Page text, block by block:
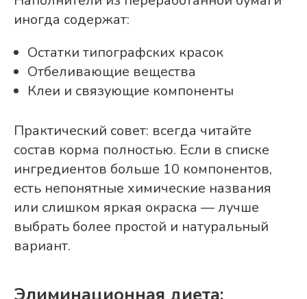
иногда содержат:
Остатки типографских красок
Отбеливающие вещества
Клеи и связующие компоненты
Практический совет: всегда читайте
состав корма полностью. Если в списке
ингредиентов больше 10 компонентов,
есть непонятные химические названия
или слишком яркая окраска — лучше
выбрать более простой и натуральный
вариант.